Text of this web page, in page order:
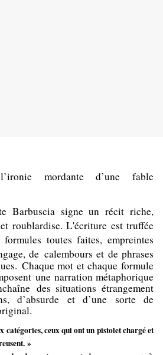
mordante d’une fable
Barbusciasigne un récit riche,
roublardise. L'écriture est truffée
toutes faites, empreintes
de calembours et de phrases
. Chaque mot et chaque formule
une narration métaphorique
des situations étrangement
d’absurde et d’une sorte de
catégories, ceux qui ont un pistolet chargé et
»